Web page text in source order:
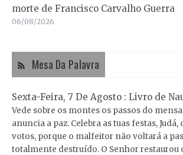
morte de Francisco Carvalho Guerra
06/08/2026
Mesa Da Palavra
Sexta-Feira, 7 De Agosto : Livro de
Vede sobre os montes os passos do
anuncia a paz. Celebra as tuas festas,
votos, porque o malfeitor não voltará a
totalmente destruído. O Senhor restaurou